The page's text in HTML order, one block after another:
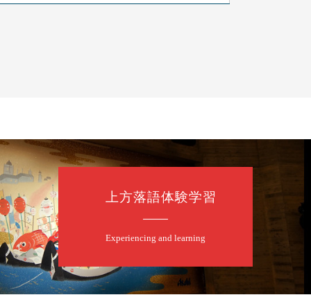
眞／笑福亭仁福／幸助福助（漫才）／桂春若
上方落語体験学習
Experiencing and learning